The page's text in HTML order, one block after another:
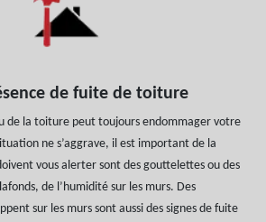
de fuite de toiture
de la toiture peut toujours endommager votre
ne s’aggrave, il est important de la
vous alerter sont des gouttelettes ou des
de l’humidité sur les murs. Des
sur les murs sont aussi des signes de fuite